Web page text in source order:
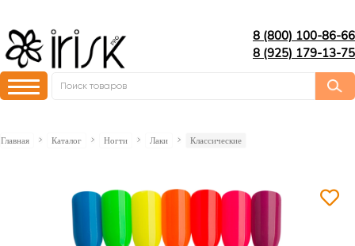
8 (800) 100-86-66
8 (925) 179-13-75
Главная Каталог Ногти Лаки Классические